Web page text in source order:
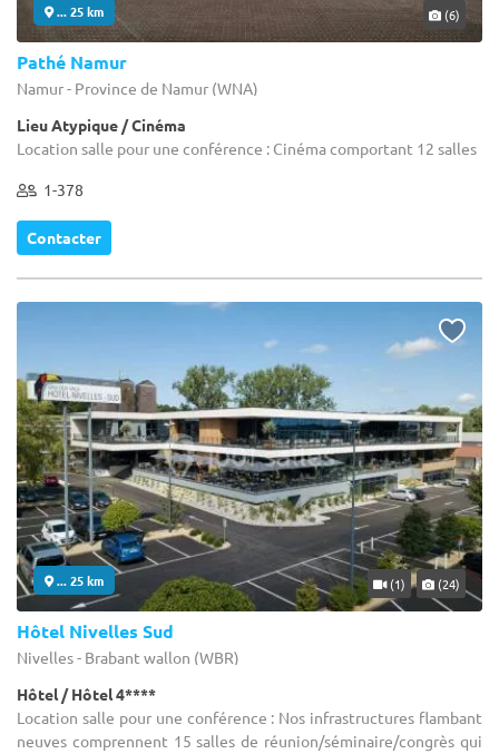
... 25 km (6)
Pathé Namur
Namur - Province de Namur (WNA)
Lieu Atypique / Cinéma
Location salle pour une conférence : Cinéma comportant 12 salles
1-378
Contacter
... 25 km (1) (24)
Hôtel Nivelles Sud
Nivelles - Brabant wallon (WBR)
Hôtel / Hôtel 4****
Location salle pour une conférence : Nos infrastructures flambant
neuves comprennent 15 salles de réunion/séminaire/congrès qui